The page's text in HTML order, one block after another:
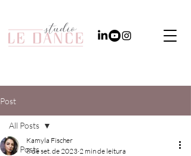
Post
All Posts
All Posts
Kamyla Fischer
8 de set. de 2023 2 min de leitura